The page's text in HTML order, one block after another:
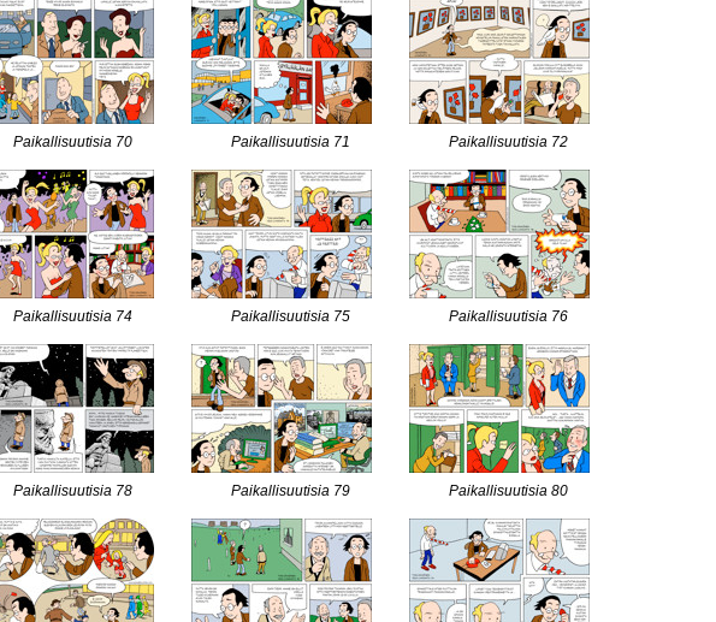
Paikallisuutisia 70 Paikallisuutisia 71 Paikallisuutisia 72
Paikallisuutisia 74 Paikallisuutisia 75 Paikallisuutisia 76
Paikallisuutisia 78 Paikallisuutisia 79 Paikallisuutisia 80